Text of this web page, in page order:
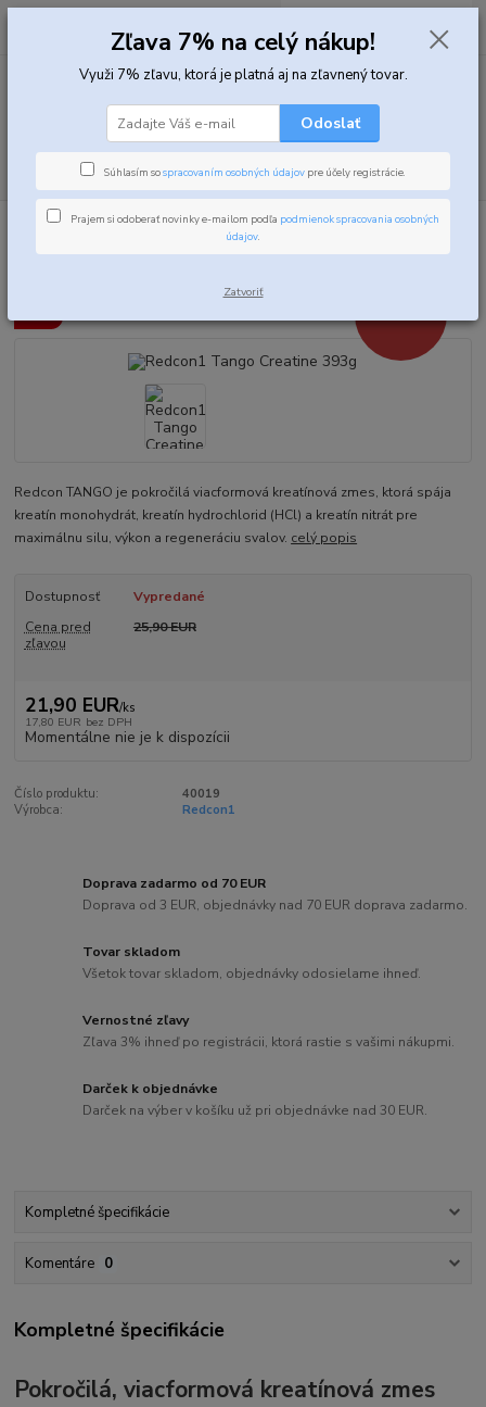
Hľadať
0,00 EUR
Kreatíny Kreatínové zmesy Redcon1 Tango Creatine 393g
Redcon TANGO je pokročilá viacformová kreatínová zmes, ktorá spája
kreatín monohydrát, kreatín hydrochlorid (HCl) a kreatín nitrát pre
maximálnu silu, výkon a regeneráciu svalov. celý popis
Dostupnosť
Vypredané
Cena pred
zľavou
25,90 EUR
21,90 EUR/ks
17,80 EUR bez DPH
Momentálne nie je k dispozícii
Číslo produktu:
40019
Výrobca:
Redcon1
Doprava zadarmo od 70 EUR
Doprava od 3 EUR, objednávky nad 70 EUR doprava zadarmo.
Tovar skladom
Všetok tovar skladom, objednávky odosielame ihneď.
Vernostné zľavy
Zľava 3% ihneď po registrácii, ktorá rastie s vašimi nákupmi.
Darček k objednávke
Darček na výber v košíku už pri objednávke nad 30 EUR.
Kompletné špecifikácie
Komentáre 0
Kompletné špecifikácie
Pokročilá, viacformová kreatínová zmes
Zľava 7% na celý nákup!
Využi 7% zľavu, ktorá je platná aj na zľavnený tovar.
Odoslať
Súhlasím sospracovaním osobných údajov pre účely registrácie.
Prajem si odoberať novinky e-mailom podľa podmienok spracovania osobných
údajov.
Zatvoriť